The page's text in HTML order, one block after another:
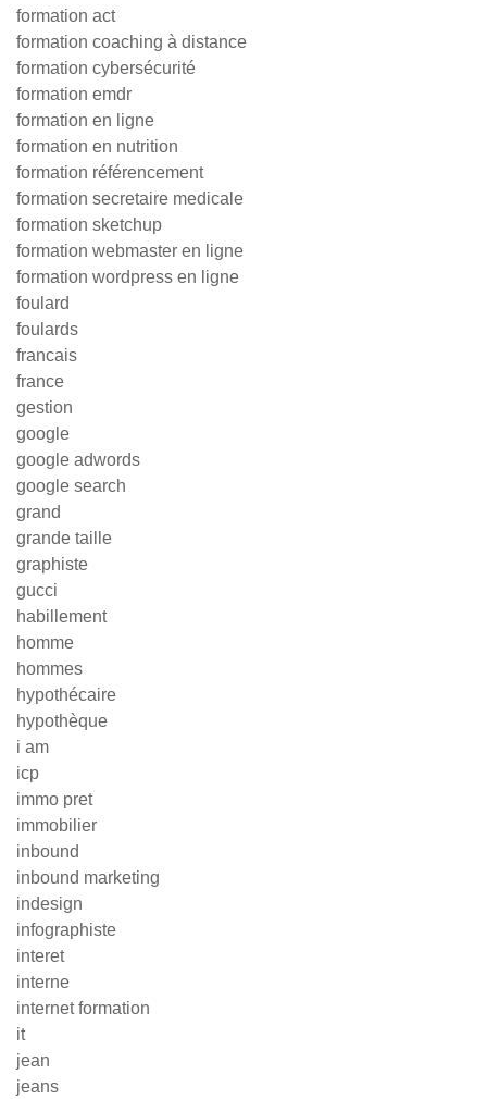
formation act
formation coaching à distance
formation cybersécurité
formation emdr
formation en ligne
formation en nutrition
formation référencement
formation secretaire medicale
formation sketchup
formation webmaster en ligne
formation wordpress en ligne
foulard
foulards
francais
france
gestion
google
google adwords
google search
grand
grande taille
graphiste
gucci
habillement
homme
hommes
hypothécaire
hypothèque
i am
icp
immo pret
immobilier
inbound
inbound marketing
indesign
infographiste
interet
interne
internet formation
it
jean
jeans